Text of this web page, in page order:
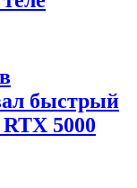
быстрый
5000